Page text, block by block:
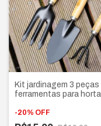
Kit jardinagem 3 peças
ferramentas para
-20% OFF